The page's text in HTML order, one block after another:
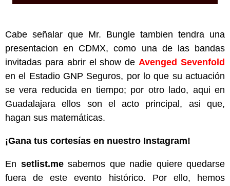
Cabe señalar que Mr. Bungle tambien tendra una
presentacion en CDMX, como una de las bandas
invitadas para abrir el show deAvenged Sevenfold
en el Estadio GNP Seguros, por lo que su actuación
se vera reducida en tiempo; por otro lado, aqui en
Guadalajara ellos son el acto principal, asi que,
hagan sus matemáticas.
¡Gana tus cortesías en nuestro Instagram!
En setlist.mesabemos que nadie quiere quedarse
fuera de este evento histórico. Por ello, hemos